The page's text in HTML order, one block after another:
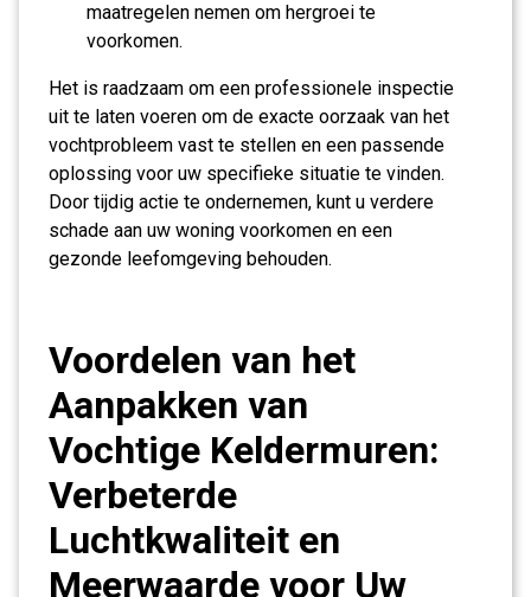
maatregelen nemen om hergroei te
voorkomen.
Het is raadzaam om een professionele inspectie
uit te laten voeren om de exacte oorzaak van het
vochtprobleem vast te stellen en een passende
oplossing voor uw specifieke situatie te vinden.
Door tijdig actie te ondernemen, kunt u verdere
schade aan uw woning voorkomen en een
gezonde leefomgeving behouden.
Voordelen van het
Aanpakken van
Vochtige Keldermuren:
Verbeterde
Luchtkwaliteit en
Meerwaarde voor Uw